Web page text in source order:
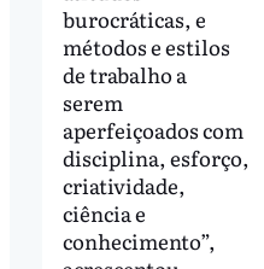
burocráticas, e
métodos e estilos
de trabalho a
serem
aperfeiçoados com
disciplina, esforço,
criatividade,
ciência e
conhecimento”,